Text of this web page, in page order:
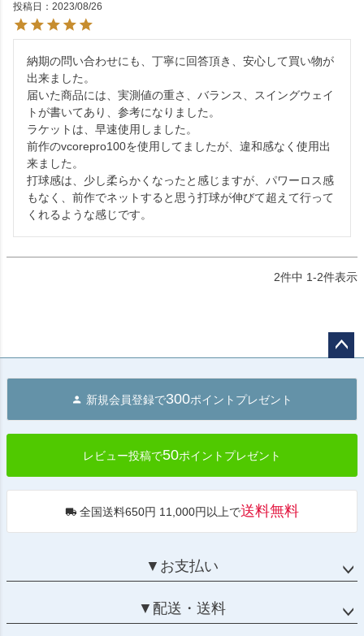
投稿日
2023/08/26
納期の問い合わせにも、丁寧に回答頂き、安心して買い物が
出来ました。
届いた商品には、実測値の重さ、バランス、スイングウェイ
トが書いてあり、参考になりました。
ラケットは、早速使用しました。
前作のvcorepro100を使用してましたが、違和感なく使用出
来ました。
打球感は、少し柔らかくなったと感じますが、パワーロス感
もなく、前作でネットすると思う打球が伸びて超えて行って
くれるような感じです。
2件中 1-2件表示
へ
新規会員登録で300ポイントプレゼント
レビュー投稿で50ポイントプレゼント
全国送料650円 11,000円以上で送料無料
▼お支払い
▼配送・送料